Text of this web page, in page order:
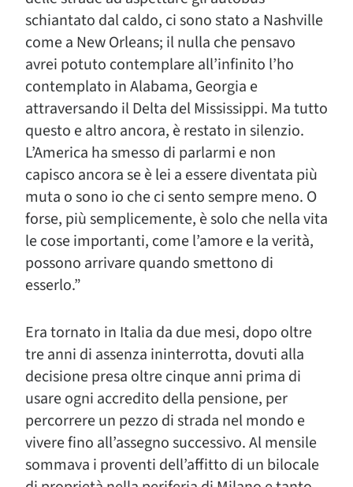
schiantato dal caldo, ci sono stato a Nashville
come a New Orleans; il nulla che pensavo
avrei potuto contemplare all’infinito l’ho
contemplato in Alabama, Georgia e
attraversando il Delta del Mississippi. Ma tutto
questo e altro ancora, è restato in silenzio.
L’America ha smesso di parlarmi e non
capisco ancora se è lei a essere diventata più
muta o sono io che ci sento sempre meno. O
forse, più semplicemente, è solo che nella vita
le cose importanti, come l’amore e la verità,
possono arrivare quando smettono di
esserlo.”
Era tornato in Italia da due mesi, dopo oltre
tre anni di assenza ininterrotta, dovuti alla
decisione presa oltre cinque anni prima di
usare ogni accredito della pensione, per
percorrere un pezzo di strada nel mondo e
vivere fino all’assegno successivo. Al mensile
sommava i proventi dell’affitto di un bilocale